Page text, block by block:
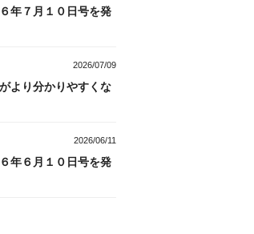
年７月１０日号を発
2026/07/09
より分かりやすくな
2026/06/11
年６月１０日号を発